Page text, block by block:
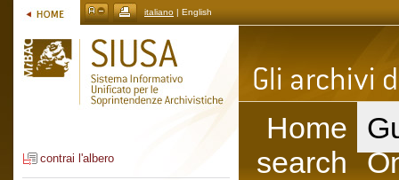
italiano | English
contrai l'albero
Home
search